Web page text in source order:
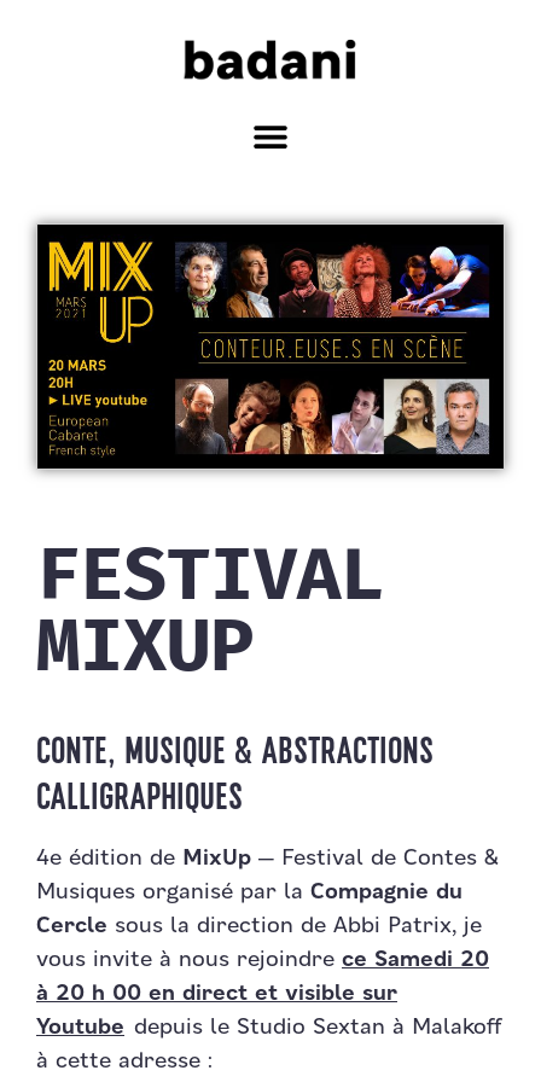
FESTIVAL
MIXUP
CONTE, MUSIQUE & ABSTRACTIONS
CALLIGRAPHIQUES
4e édition de MixUp — Festival de Contes &
Musiques organisé par la Compagnie du
Cercle sous la direction de Abbi Patrix, je
vous invite à nous rejoindre ce Samedi 20
à 20 h 00 en direct et visible sur
Youtube depuis le Studio Sextan à Malakoff
à cette adresse :